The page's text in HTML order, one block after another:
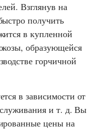
Взглянув на
получить
в купленной
образующейся
горчичной
в зависимости от
и т. д. Вы
цены на